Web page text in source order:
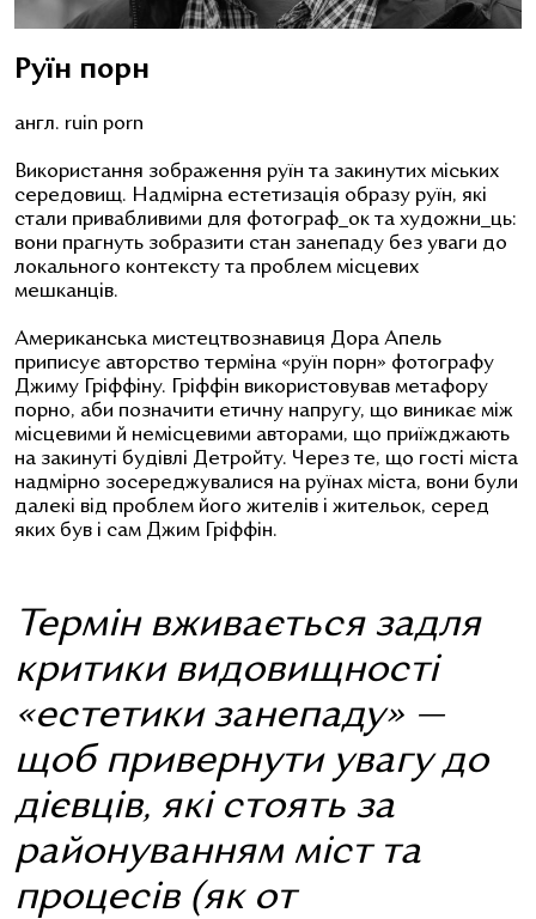
Руїн порн
англ. ruin porn
Використання зображення руїн та закинутих міських
середовищ. Надмірна естетизація образу руїн, які
стали привабливими для фотограф_ок та художни_ць:
вони прагнуть зобразити стан занепаду без уваги до
локального контексту та проблем місцевих
мешканців.
Американська мистецтвознавиця Дора Апель
приписує авторство терміна «руїн порн» фотографу
Джиму Гріффіну.
Гріффін використовував метафору
порно, аби позначити етичну напругу, що виникає між
місцевими й немісцевими авторами, що приїжджають
на закинуті будівлі Детройту. Через те, що гості міста
надмірно зосереджувалися на руїнах міста, вони були
далекі від проблем його жителів і жительок, серед
яких був і сам Джим Гріффін.
Термін вживається задля
критики видовищності
«естетики занепаду» —
щоб привернути увагу до
дієвців, які стоять за
районуванням міст та
процесів (як от